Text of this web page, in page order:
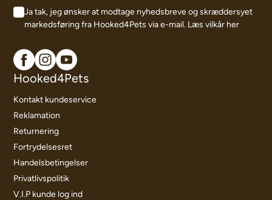
Ja tak, jeg ønsker at modtage nyhedsbreve og skræddersyet
markedsføring fra Hooked4Pets via e-mail. Læs vilkår her
Hooked4Pets
Kontakt kundeservice
Reklamation
Returnering
Fortrydelsesret
Handelsbetingelser
Privatlivspolitik
V.I.P kunde log ind